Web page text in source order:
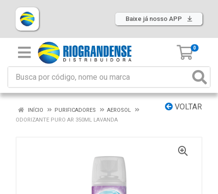
Baixe já nosso APP
0
VOLTAR
INÍCIO PURIFICADORES
AEROSOL
ODORIZANTE PURO AR 350ML LAVANDA